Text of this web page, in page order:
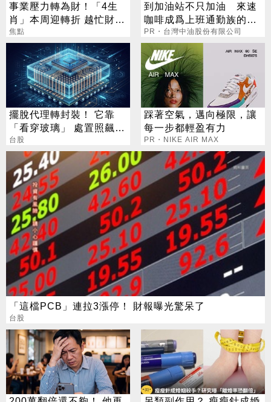
事業壓力轉為財！「4生
肖」本周迎轉折 越忙財運
越旺
焦點
到加油站不只加油 來速
咖啡成爲上班通勤族的新
選擇
PR・台灣中油股份有限公司
擺脫代理轉封裝！ 它靠
「看穿玻璃」 處置照飆2
漲停
台股
踩著空氣，邁向極限，讓
每一步都輕盈有力
PR・NIKE AIR MAX
「這檔PCB」連拉3漲停！ 財報曝光驚呆了
台股